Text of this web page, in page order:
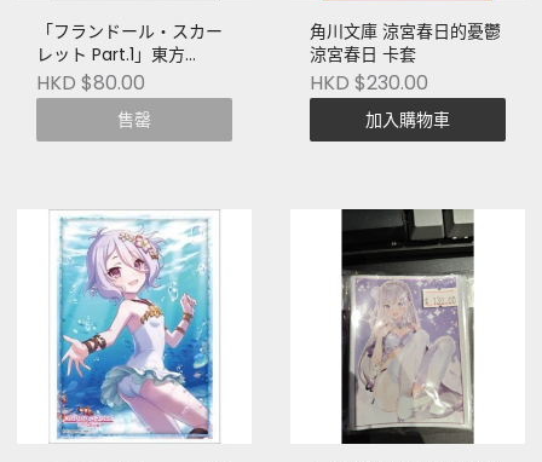
「フランドール・スカー
レット Part.1」東方
Project 卡套
HKD $80.00
售罄
角川文庫 涼宮春日的憂鬱
涼宮春日 卡套
HKD $230.00
加入購物車